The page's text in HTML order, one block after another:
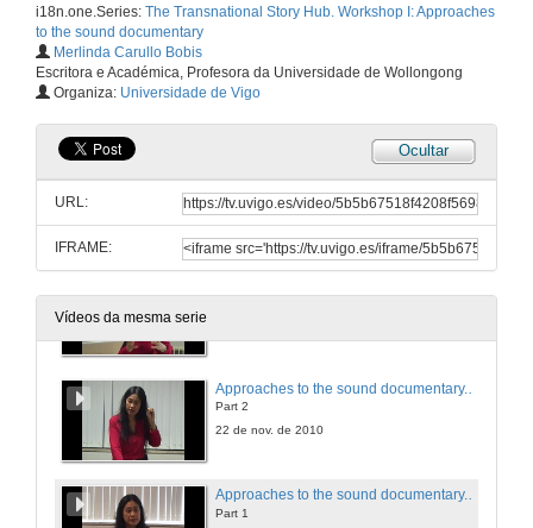
i18n.one.Series: The Transnational Story Hub. Workshop I: Approaches
to the sound documentary
Merlinda Carullo Bobis
Escritora e Académica, Profesora da Universidade de Wollongong
Organiza: Universidade de Vigo
Ocultar
URL:
IFRAME:
Vídeos da mesma serie
Part 2
22 de nov. de 2010
Approaches to the sound documentary. Session 2
Part 1